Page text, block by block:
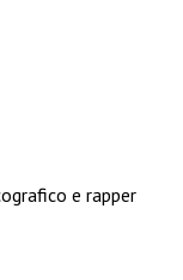
e rapper